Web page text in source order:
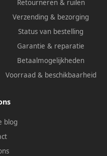
Retourneren & ruilen
Verzending & bezorging
Status van bestelling
Garantie & reparatie
Betaalmogelijkheden
Voorraad & beschikbaarheid
blog